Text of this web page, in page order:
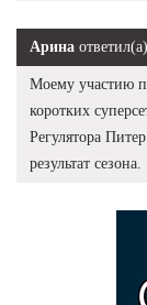
Арина ответил(а)
Моему участию
коротких
Регулятора
результат сезона.